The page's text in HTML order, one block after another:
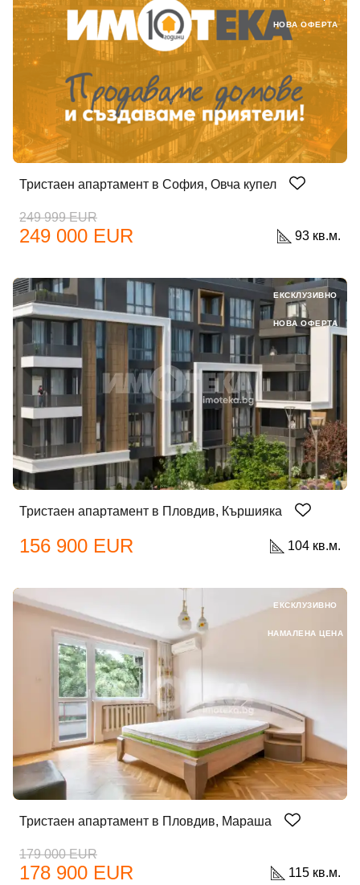
Тристаен апартамент в София, Овча купел
249 999 EUR
249 000 EUR 93 кв.м.
НОВА ОФЕРТА
Тристаен апартамент в Пловдив, Кършияка
156 900 EUR 104 кв.м.
ЕКСКЛУЗИВНО
НОВА ОФЕРТА
Тристаен апартамент в Пловдив, Мараша
179 000 EUR
178 900 EUR 115 кв.м.
ЕКСКЛУЗИВНО
НАМАЛЕНА ЦЕНА